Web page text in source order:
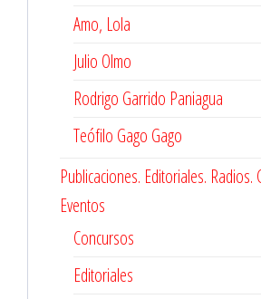
Amo, Lola
Julio Olmo
Rodrigo Garrido Paniagua
Teófilo Gago Gago
Publicaciones. Editoriales. Radios.
Eventos
Concursos
Editoriales